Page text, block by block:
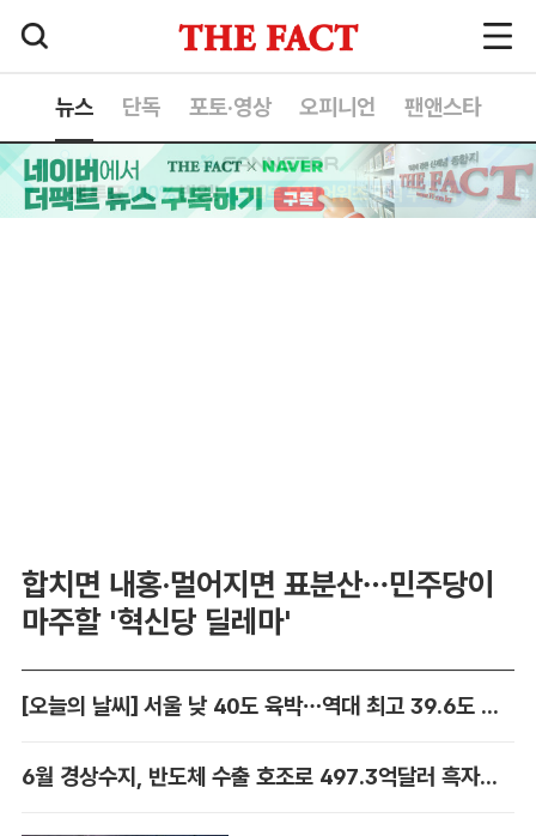
뉴스 단독 포토·영상 오피니언 팬앤스타
합치면 내홍·멀어지면 표분산…민주당이
마주할 '혁신당 딜레마'
[오늘의 날씨] 서울 낮 40도 육박…역대 최고 39.6도 위협
6월 경상수지, 반도체 수출 호조로 497.3억달러 흑자…역대 최대